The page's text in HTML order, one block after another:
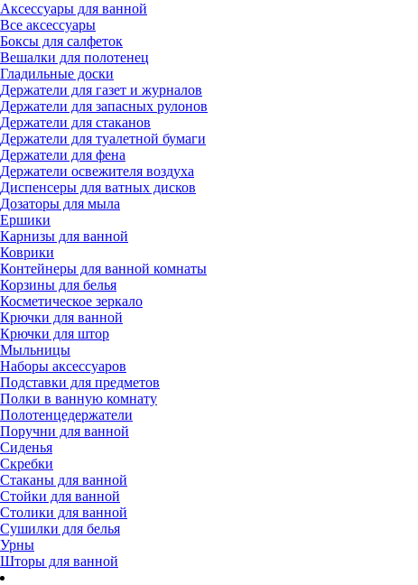
Аксессуары для ванной
Все аксессуары
Боксы для салфеток
Вешалки для полотенец
Гладильные доски
Держатели для газет и журналов
Держатели для запасных рулонов
Держатели для стаканов
Держатели для туалетной бумаги
Держатели для фена
Держатели освежителя воздуха
Диспенсеры для ватных дисков
Дозаторы для мыла
Ершики
Карнизы для ванной
Коврики
Контейнеры для ванной комнаты
Корзины для белья
Косметическое зеркало
Крючки для ванной
Крючки для штор
Мыльницы
Наборы аксессуаров
Подставки для предметов
Полки в ванную комнату
Полотенцедержатели
Поручни для ванной
Сиденья
Скребки
Стаканы для ванной
Стойки для ванной
Столики для ванной
Сушилки для белья
Урны
Шторы для ванной